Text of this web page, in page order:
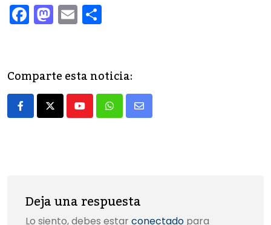
F
a
e
b
o
M
a
o
d
o
E
m
l p
ar
tir
Comparte esta noticia:
YoutubeWhatsapp
Share
Deja una respuesta
Lo siento, debes estar conectado para